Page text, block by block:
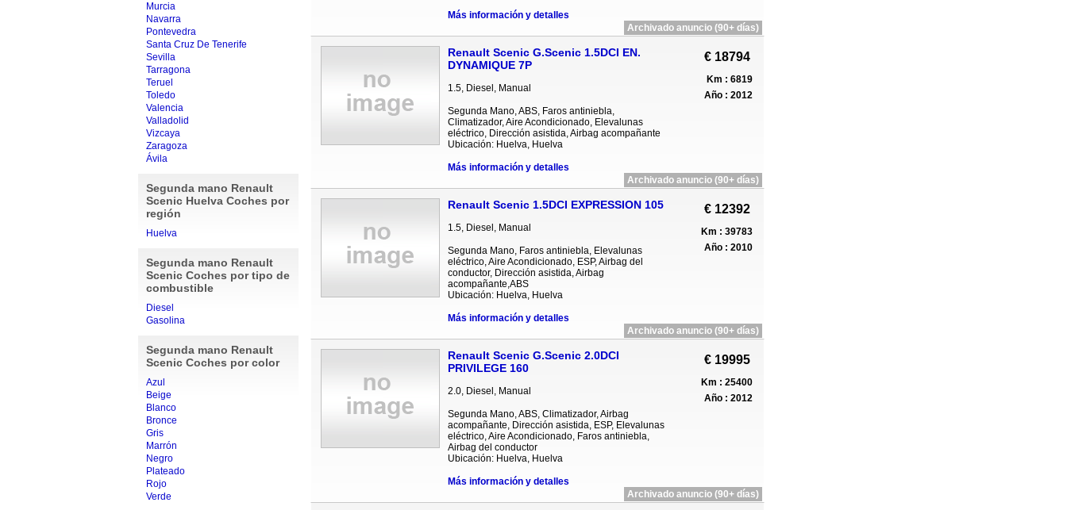
Murcia
Navarra
Pontevedra
Santa Cruz De Tenerife
Sevilla
Tarragona
Teruel
Toledo
Valencia
Valladolid
Vizcaya
Zaragoza
Ávila
Segunda mano Renault
Scenic Huelva Coches por
región
Huelva
Segunda mano Renault
Scenic Coches por tipo de
combustible
Diesel
Gasolina
Segunda mano Renault
Scenic Coches por color
Azul
Beige
Blanco
Bronce
Gris
Marrón
Negro
Plateado
Rojo
Verde
Más información y detalles
Archivado anuncio (90+ días)
Renault Scenic G.Scenic 1.5DCI EN.
DYNAMIQUE 7P
1.5, Diesel, Manual
Segunda Mano, ABS, Faros antiniebla,
Climatizador, Aire Acondicionado, Elevalunas
eléctrico, Dirección asistida, Airbag acompañante
Ubicación: Huelva, Huelva
Más información y detalles
€ 18794
Km : 6819
Año : 2012
Archivado anuncio (90+ días)
Renault Scenic 1.5DCI EXPRESSION 105
1.5, Diesel, Manual
Segunda Mano, Faros antiniebla, Elevalunas
eléctrico, Aire Acondicionado, ESP, Airbag del
conductor, Dirección asistida, Airbag
acompañante,ABS
Ubicación: Huelva, Huelva
Más información y detalles
€ 12392
Km : 39783
Año : 2010
Archivado anuncio (90+ días)
Renault Scenic G.Scenic 2.0DCI
PRIVILEGE 160
2.0, Diesel, Manual
Segunda Mano, ABS, Climatizador, Airbag
acompañante, Dirección asistida, ESP, Elevalunas
eléctrico, Aire Acondicionado, Faros antiniebla,
Airbag del conductor
Ubicación: Huelva, Huelva
Más información y detalles
€ 19995
Km : 25400
Año : 2012
Archivado anuncio (90+ días)